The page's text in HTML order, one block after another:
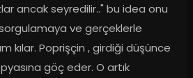
ancak seyredilir.." bu idea onu
ve gerçeklerle
kılar. Poprişçin , girdiği düşünce
göç eder. O artık